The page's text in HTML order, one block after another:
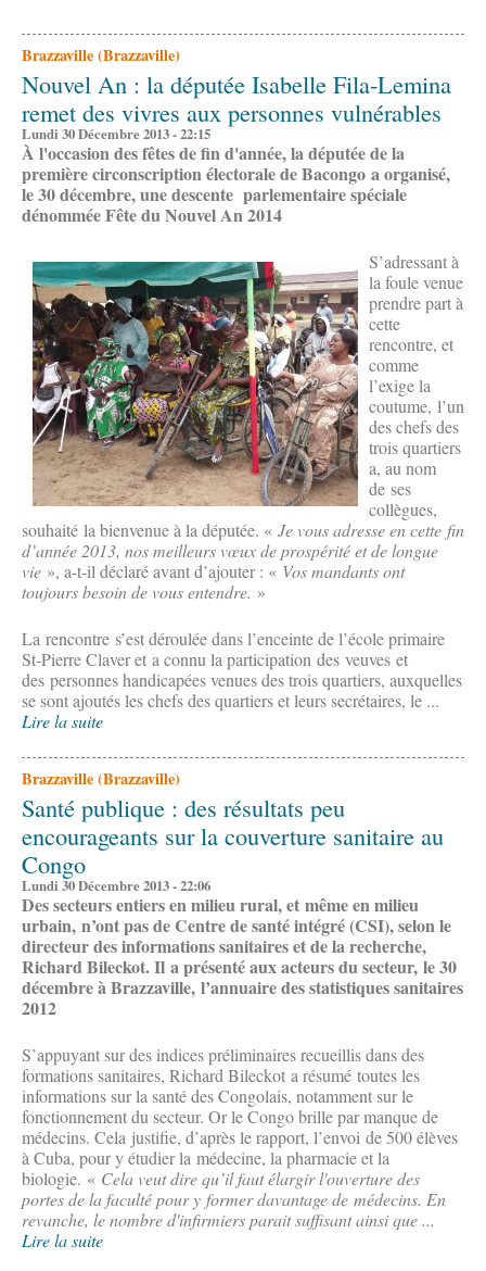
Brazzaville (Brazzaville)
Nouvel An : la députée Isabelle Fila-Lemina
remet des vivres aux personnes vulnérables
Lundi 30 Décembre 2013 - 22:15
À l'occasion des fêtes de fin d'année, la députée de la
première circonscription électorale de Bacongo a organisé,
le 30 décembre, une descente parlementaire spéciale
dénommée Fête du Nouvel An 2014
S’adressant à
la foule venue
prendre part à
cette
rencontre, et
comme
l’exige la
coutume, l’un
des chefs des
trois quartiers
a, au nom
de ses
collègues,
souhaité la bienvenue à la députée. « Je vous adresse en cette fin
d’année 2013, nos meilleurs vœux de prospérité et de longue
vie », a-t-il déclaré avant d’ajouter : « Vos mandants ont
toujours besoin de vous entendre. »
La rencontre s’est déroulée dans l’enceinte de l’école primaire
St-Pierre Claver et a connu la participation des veuves et
des personnes handicapées venues des trois quartiers, auxquelles
se sont ajoutés les chefs des quartiers et leurs secrétaires, le ...
Lire la suite
Brazzaville (Brazzaville)
Santé publique : des résultats peu
encourageants sur la couverture sanitaire au
Congo
Lundi 30 Décembre 2013 - 22:06
Des secteurs entiers en milieu rural, et même en milieu
urbain, n’ont pas de Centre de santé intégré (CSI), selon le
directeur des informations sanitaires et de la recherche,
Richard Bileckot. Il a présenté aux acteurs du secteur, le 30
décembre à Brazzaville, l’annuaire des statistiques sanitaires
2012
S’appuyant sur des indices préliminaires recueillis dans des
formations sanitaires, Richard Bileckot a résumé toutes les
informations sur la santé des Congolais, notamment sur le
fonctionnement du secteur. Or le Congo brille par manque de
médecins. Cela justifie, d’après le rapport, l’envoi de 500 élèves
à Cuba, pour y étudier la médecine, la pharmacie et la
biologie. « Cela veut dire qu’il faut élargir l'ouverture des
portes de la faculté pour y former davantage de médecins. En
revanche, le nombre d'infirmiers parait suffisant ainsi que ...
Lire la suite